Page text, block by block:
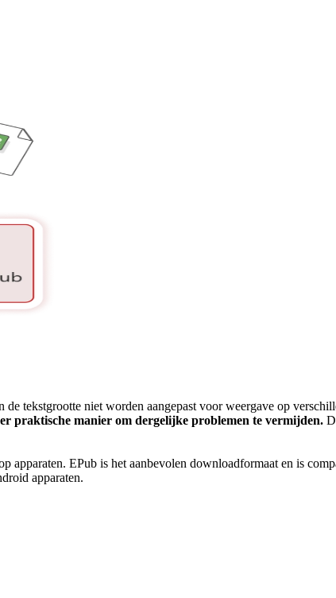
tekstgrootte niet worden aangepast voor weergave op
praktische manier om dergelijke problemen te vermijden.
apparaten. EPub is het aanbevolen downloadformaat en is
apparaten.